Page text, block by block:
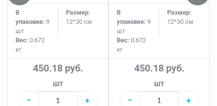
В
упаковке: 9
шт
Размер:
12*30 см
Вес: 0.672
кг
450.18 руб.
шт
−
+
В
упаковке: 9
шт
Размер:
12*30 см
Вес: 0.672
кг
450.18 руб.
шт
−
+